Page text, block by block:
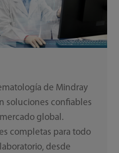
de Mindray
soluciones confiables
global.
completas para todo
desde